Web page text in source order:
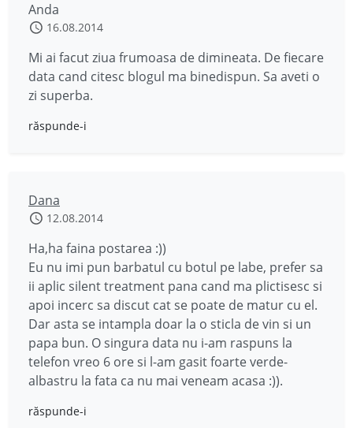
Anda
16.08.2014
Mi ai facut ziua frumoasa de dimineata. De fiecare
data cand citesc blogul ma binedispun. Sa aveti o
zi superba.
răspunde-i
Dana
12.08.2014
Ha,ha faina postarea :))
Eu nu imi pun barbatul cu botul pe labe, prefer sa
ii aplic silent treatment pana cand ma plictisesc si
apoi incerc sa discut cat se poate de matur cu el.
Dar asta se intampla doar la o sticla de vin si un
papa bun. O singura data nu i-am raspuns la
telefon vreo 6 ore si l-am gasit foarte verde-
albastru la fata ca nu mai veneam acasa :)).
răspunde-i